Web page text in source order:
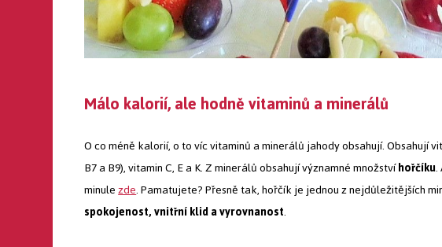
Málo kalorií, ale hodně vitaminů a minerálů
O co méně kalorií, o to víc vitaminů a minerálů jahody obsahují. Obsahují
B7 a B9), vitamin C, E a K. Z minerálů obsahují významné množstvíhořčíku.
minulezde. Pamatujete? Přesně tak, hořčík je jednou z nejdůležitějších
spokojenost, vnitřní klid a vyrovnanost.